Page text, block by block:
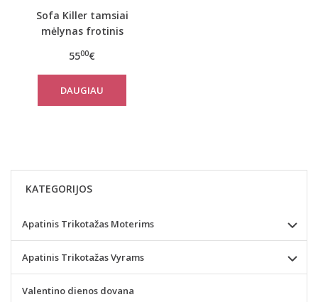
Sofa Killer tamsiai
mėlynas frotinis
5500€
DAUGIAU
KATEGORIJOS
Apatinis Trikotažas Moterims
Apatinis Trikotažas Vyrams
Valentino dienos dovana